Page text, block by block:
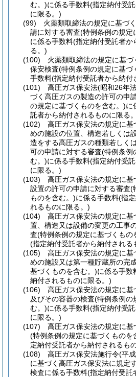
む。)に係る手数料(指定納付受
に限る。)
(99)
火薬類取締法の規定に基づ
請に対する審査(特例条例の規定
に係る手数料(指定納付受託者か
る。)
(100)
火薬類取締法の規定に基
保安検査(特例条例の規定に基づ
手数料(指定納付受託者から納付
(101)
高圧ガス保安法(昭和26年
づく高圧ガスの製造の許可の申
の規定に基づくものを含む。)に
託者から納付されるものに限る
(102)
高圧ガス保安法の規定に
めの施設の位置、構造若しくは
造をする高圧ガスの種類若しく
可の申請に対する審査(特例条例
む。)に係る手数料(指定納付受
に限る。)
(103)
高圧ガス保安法の規定に
設置の許可の申請に対する審査(
ものを含む。)に係る手数料(指
れるものに限る。)
(104)
高圧ガス保安法の規定に
置、構造又は設備の変更の工事
査(特例条例の規定に基づくもの
(指定納付受託者から納付される
(105)
高圧ガス保安法の規定に
めの施設又は第一種貯蔵所の完
基づくものを含む。)に係る手数
納付されるものに限る。)
(106)
高圧ガス保安法の規定に基
及びその容器の検査(特例条例の
む。)に係る手数料(指定納付受
に限る。)
(107)
高圧ガス保安法の規定に
(特例条例の規定に基づくものを
定納付受託者から納付されるも
(108)
高圧ガス保安法施行令(平
に基づく高圧ガス保安法に規定
検査に係る手数料(指定納付受託